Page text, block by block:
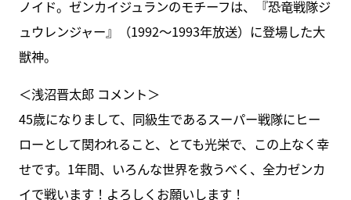
ノイド。ゼンカイジュランのモチーフは、『恐竜戦隊ジ
ュウレンジャー』（1992～1993年放送）に登場した大
獣神。
＜浅沼晋太郎 コメント＞
45歳になりまして、同級生であるスーパー戦隊にヒー
ローとして関われること、とても光栄で、この上なく幸
せです。1年間、いろんな世界を救うべく、全力ゼンカ
イで戦います！よろしくお願いします！